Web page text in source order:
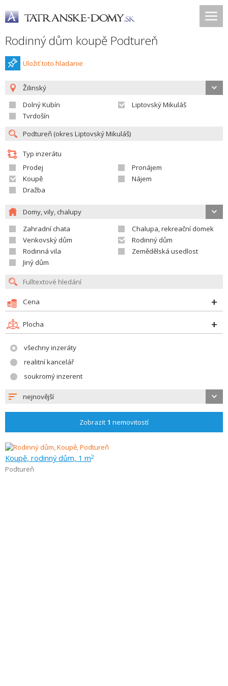
Rodinný dům koupě Podtureň
Uložiť toto hladanie
Žilinský
Dolný Kubín
Liptovský Mikuláš
Tvrdošín
Typ inzerátu
Prodej
Pronájem
Koupě
Nájem
Dražba
Domy, vily, chalupy
Zahradní chata
Chalupa, rekreační domek
Venkovský dům
Rodinný dům
Rodinná vila
Zemědělská usedlost
Jiný dům
Cena
Plocha
všechny inzeráty
realitní kancelář
soukromý inzerent
nejnovější
Zobrazit 1 nemovitostí
Koupě, rodinný dům, 1 m2
Podtureň